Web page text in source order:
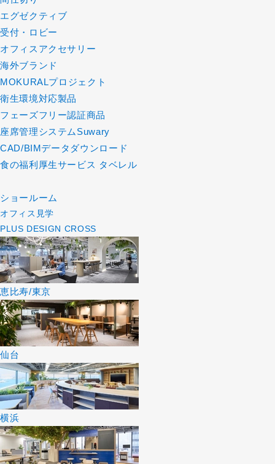
エグゼクティブ
受付・ロビー
オフィスアクセサリー
海外ブランド
MOKURALプロジェクト
衛生環境対応製品
フェーズフリー認証商品
座席管理システムSuwary
CAD/BIMデータダウンロード
食の福利厚生サービス タベレル
ショールーム
オフィス見学
PLUS DESIGN CROSS
恵比寿/東京
仙台
横浜